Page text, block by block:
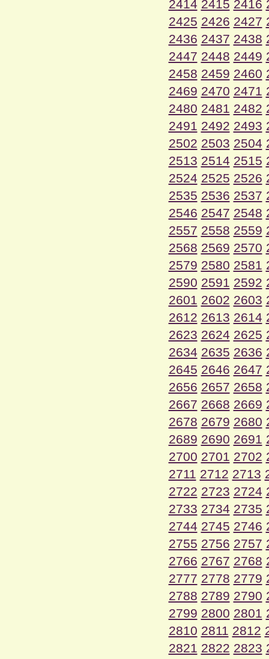
2414 2415 2416
2425 2426 2427
2436 2437 2438
2447 2448 2449
2458 2459 2460
2469 2470 2471
2480 2481 2482
2491 2492 2493
2502 2503 2504
2513 2514 2515
2524 2525 2526
2535 2536 2537
2546 2547 2548
2557 2558 2559
2568 2569 2570
2579 2580 2581
2590 2591 2592
2601 2602 2603
2612 2613 2614
2623 2624 2625
2634 2635 2636
2645 2646 2647
2656 2657 2658
2667 2668 2669
2678 2679 2680
2689 2690 2691
2700 2701 2702
2711 2712 2713
2722 2723 2724
2733 2734 2735
2744 2745 2746
2755 2756 2757
2766 2767 2768
2777 2778 2779
2788 2789 2790
2799 2800 2801
2810 2811 2812
2821 2822 2823